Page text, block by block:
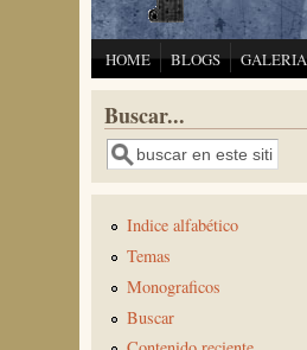
HOME BLOGS GALERIA
Buscar...
Buscar
Indice alfabético
Temas
Monograficos
Buscar